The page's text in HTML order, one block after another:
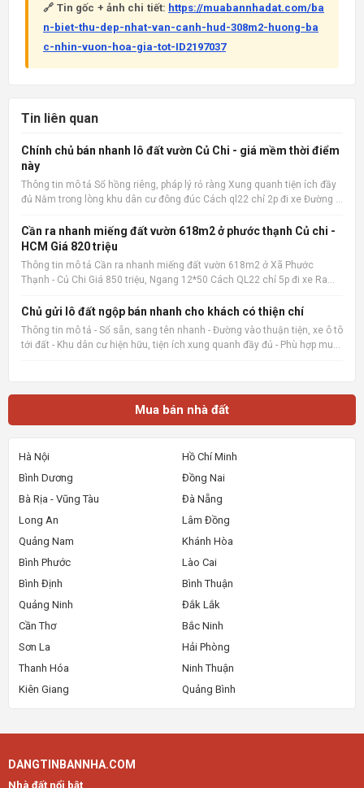
🔗 Tin gốc + ảnh chi tiết: https://muabannhadat.com/ba
n-biet-thu-dep-nhat-van-canh-hud-308m2-huong-ba
c-nhin-vuon-hoa-gia-tot-ID2197037
Tin liên quan
Chính chủ bán nhanh lô đất vườn Củ Chi - giá mềm thời điểm
này
Thông tin mô tả Sổ hồng riêng, pháp lý rỏ ràng Xung quanh tiện ích đầy
đủ Nằm trong lòng khu dân cư đông đúc Cách ql22 chỉ 2p đi xe Đường ô
Muabannhadat.com &mdash; Sàn rao vặt nhà đất uy tín 🔗
Cần ra nhanh miếng đất vườn 618m2 ở phước thạnh Củ chi -
HCM Giá 820 triệu
Thông tin mô tả Cần ra nhanh miếng đất vườn 618m2 ở Xã Phước
Thạnh - Củ Chi Giá 850 triệu, Ngang 12*50 Cách QL22 chỉ 5p đi xe Ra
600m 📌 Nguồn tin: Muabannhadat.com &mdash; Sàn rao vặt
Chủ gửi lô đất ngộp bán nhanh cho khách có thiện chí
Thông tin mô tả - Sổ sẵn, sang tên nhanh - Đường vào thuận tiện, xe ô tô
tới đất - Khu dân cư hiện hữu, tiện ích xung quanh đầy đủ - Phù hợp mua
Mua bán nhà đất
Hà Nội
Hồ Chí Minh
Bình Dương
Đồng Nai
Bà Rịa - Vũng Tàu
Đà Nẵng
Long An
Lâm Đồng
Quảng Nam
Khánh Hòa
Bình Phước
Lào Cai
Bình Định
Bình Thuận
Quảng Ninh
Đắk Lắk
Cần Thơ
Bắc Ninh
Sơn La
Hải Phòng
Thanh Hóa
Ninh Thuận
Kiên Giang
Quảng Bình
DANGTINBANNHA.COM
Nhà đất nổi bật